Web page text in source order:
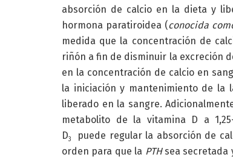
absorción de calcio en la dieta y
hormona paratiroidea (conocida
medida que la concentración de
riñón a fin de disminuir la excreción
en la concentración de calcio en
la iniciación y mantenimiento de la
liberado en la sangre.
metabolito de la vitamina D a
D3
puede regular la absorción de
orden para que la PTHsea secretada